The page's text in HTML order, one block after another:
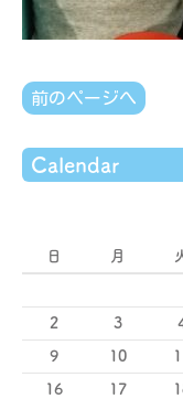
前のページへ
Calendar
日 月
2 3
9 10
16 17